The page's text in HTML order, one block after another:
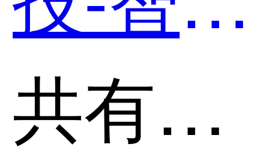
用？
客服机
共有分类：AI智能客服机器人